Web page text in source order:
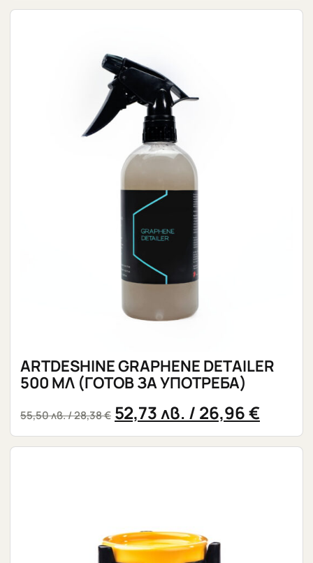
ARTDESHINE GRAPHENE DETAILER
500 МЛ (ГОТОВ ЗА УПОТРЕБА)
55,50лв./ 28,38 € 52,73лв. / 26,96 €